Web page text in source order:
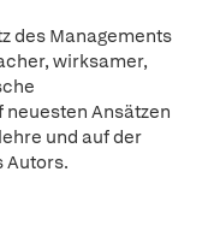
des Managements
wirksamer,
Ansätzen
und auf der
Autors.